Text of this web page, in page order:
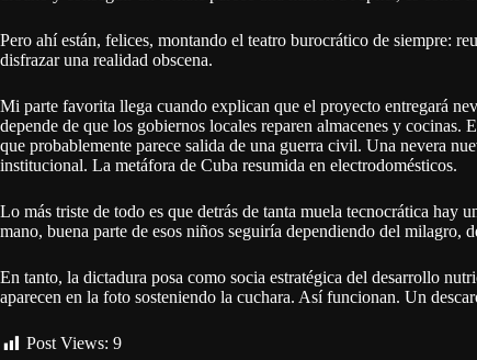
Pero ahí están, felices, montando el teatro burocrático de siempre:
disfrazar una realidad obscena.
Mi parte favorita llega cuando explican que el proyecto entregará
depende de que los gobiernos locales reparen almacenes y cocinas.
que probablemente parece salida de una guerra civil. Una nevera
institucional. La metáfora de Cuba resumida en electrodomésticos.
Lo más triste de todo es que detrás de tanta muela tecnocrática
mano, buena parte de esos niños seguiría dependiendo del milagro,
En tanto, la dictadura posa como socia estratégica del desarrollo
aparecen en la foto sosteniendo la cuchara. Así funcionan. Un
Post Views: 9